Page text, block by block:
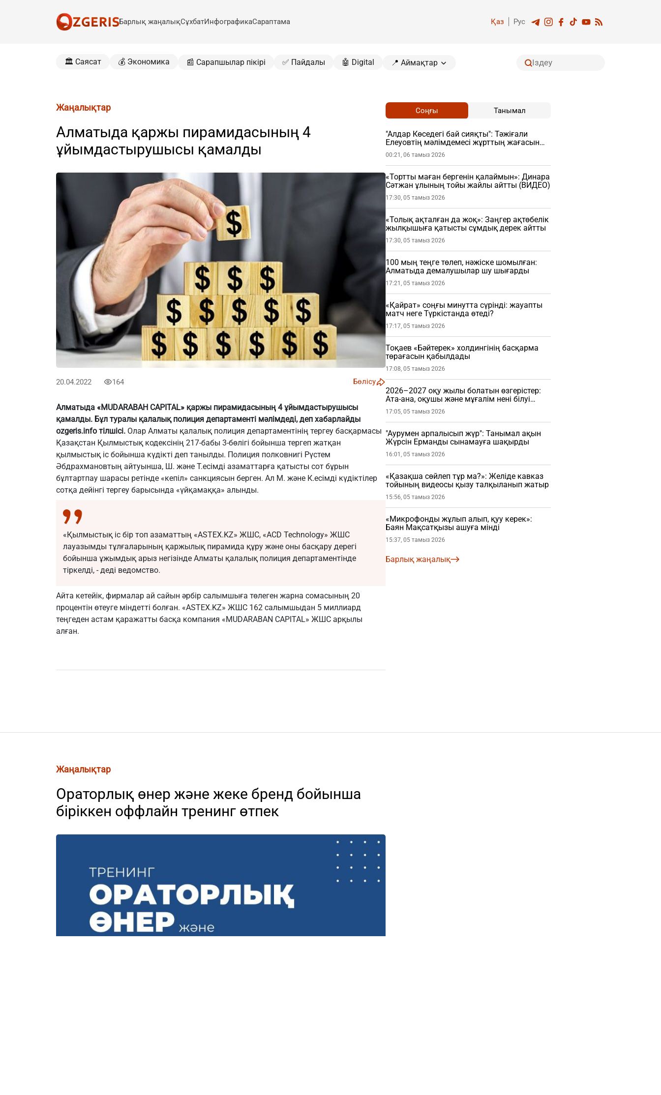
Барлық жаңалықСұхбатИнфографикаСараптама Қаз Рус
🏛️ Саясат 💰 Экономика 📰 Сарапшылар пікірі ✅ Пайдалы 🤖 Digital 📍 Аймақтар
Жаңалықтар
Алматыда қаржы пирамидасының 4
ұйымдастырушысы қамалды
20.04.2022 164 Бөлісу
Алматыда «MUDARABAH CAPITAL» қаржы пирамидасының 4 ұйымдастырушысы
қамалды. Бұл туралы қалалық полиция департаменті мәлімдеді, деп хабарлайды
ozgeris.info тілшісі. Олар Алматы қалалық полиция департаментінің тергеу басқармасы
Қазақстан Қылмыстық кодексінің 217-бабы 3-бөлігі бойынша тергеп жатқан
қылмыстық іс бойынша күдікті деп танылды. Полиция полковнигі Рүстем
Әбдрахмановтың айтуынша, Ш. және Т.есімді азаматтарға қатысты сот бұрын
бұлтартпау шарасы ретінде «кепіл» санкциясын берген. Ал М. және К.есімді күдіктілер
сотқа дейінгі тергеу барысында «үйқамаққа» алынды.
«Қылмыстық іс бір топ азаматтың «ASTEX.KZ» ЖШС, «ACD Technology» ЖШС
лауазымды тұлғаларының қаржылық пирамида құру және оны басқару дерегі
бойынша ұжымдық арыз негізінде Алматы қалалық полиция департаментінде
тіркелді, - деді ведомство.
Айта кетейік, фирмалар ай сайын әрбір салымшыға төлеген жарна сомасының 20
процентін өтеуге міндетті болған. «ASTEX.KZ» ЖШС 162 салымшыдан 5 миллиард
теңгеден астам қаражатты басқа компания «MUDARABAN CAPITAL» ЖШС арқылы
алған.
Соңғы Танымал
"Алдар Көседегі бай сияқты": Тәжіғали
Елеуовтің мәлімдемесі жұрттың жағасын
ұстатты
00:21, 06 тамыз 2026
«Тортты маған бергенін қалаймын»: Динара
Сәтжан ұлының тойы жайлы айтты (ВИДЕО)
17:30, 05 тамыз 2026
«Толық ақталған да жоқ»: Заңгер ақтөбелік
жылқышыға қатысты сұмдық дерек айтты
17:30, 05 тамыз 2026
100 мың теңге төлеп, нәжіске шомылған:
Алматыда демалушылар шу шығарды
17:21, 05 тамыз 2026
«Қайрат» соңғы минутта сүрінді: жауапты
матч неге Түркістанда өтеді?
17:17, 05 тамыз 2026
Тоқаев «Бәйтерек» холдингінің басқарма
төрағасын қабылдады
17:08, 05 тамыз 2026
2026–2027 оқу жылы болатын өзгерістер:
Ата-ана, оқушы және мұғалім нені білуі
керек?
17:05, 05 тамыз 2026
"Аурумен арпалысып жүр": Танымал ақын
Жүрсін Ерманды сынамауға шақырды
16:01, 05 тамыз 2026
«Қазақша сөйлеп тұр ма?»: Желіде кавказ
тойының видеосы қызу талқыланып жатыр
15:56, 05 тамыз 2026
«Микрофонды жұлып алып, қуу керек»:
Баян Мақсатқызы ашуға мінді
15:37, 05 тамыз 2026
Барлық жаңалық
Жаңалықтар
Ораторлық өнер және жеке бренд бойынша
біріккен оффлайн тренинг өтпек